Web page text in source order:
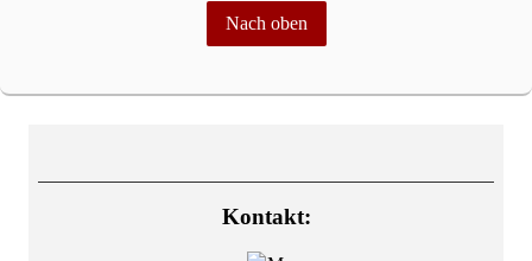
Nach oben
Kontakt: